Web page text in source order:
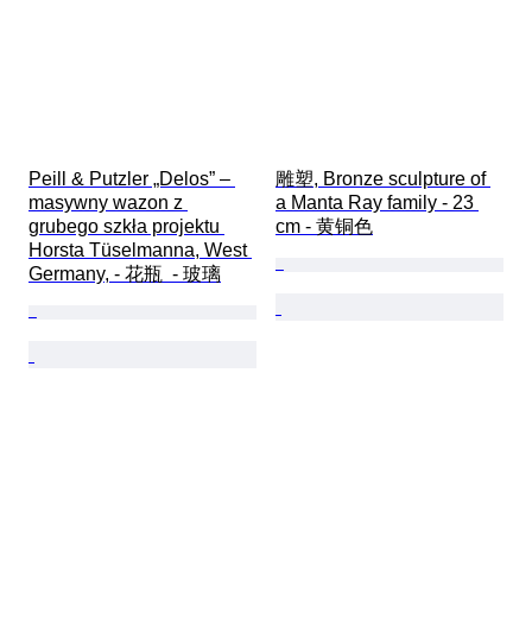
Peill & Putzler „Delos” –
masywny wazon z
grubego szkła projektu
Horsta Tüselmanna, West
Germany, - 花瓶  - 玻璃
雕塑, Bronze sculpture of
a Manta Ray family - 23
cm - 黄铜色